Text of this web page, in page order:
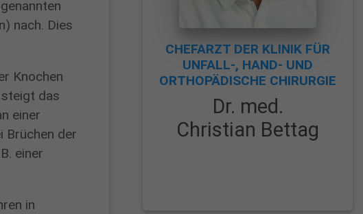
das
Tag
nach. Dies
Knochen
das
einer
Brüchen der
einer
in
CHEFARZT DER KLINIK FÜR
UNFALL-, HAND- UND
ORTHOPÄDISCHE CHIRURGIE
Dr. med.
Christian Bettag